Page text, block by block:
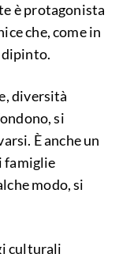
è protagonista
che, come in
dipinto.
diversità
si
È anche un
famiglie
modo, si
culturali